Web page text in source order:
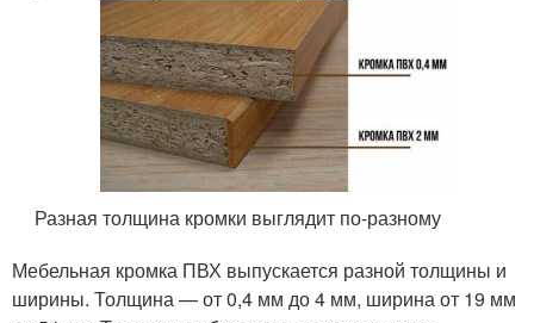
Разная толщина кромки выглядит по-разному
Мебельная кромка ПВХ выпускается разной толщины и
ширины. Толщина — от 0,4 мм до 4 мм, ширина от 19 мм